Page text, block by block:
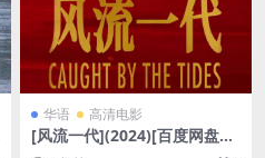
华语 高清电影
[风流一代](2024)[百度网盘
+夸克网盘1080P超清未删减